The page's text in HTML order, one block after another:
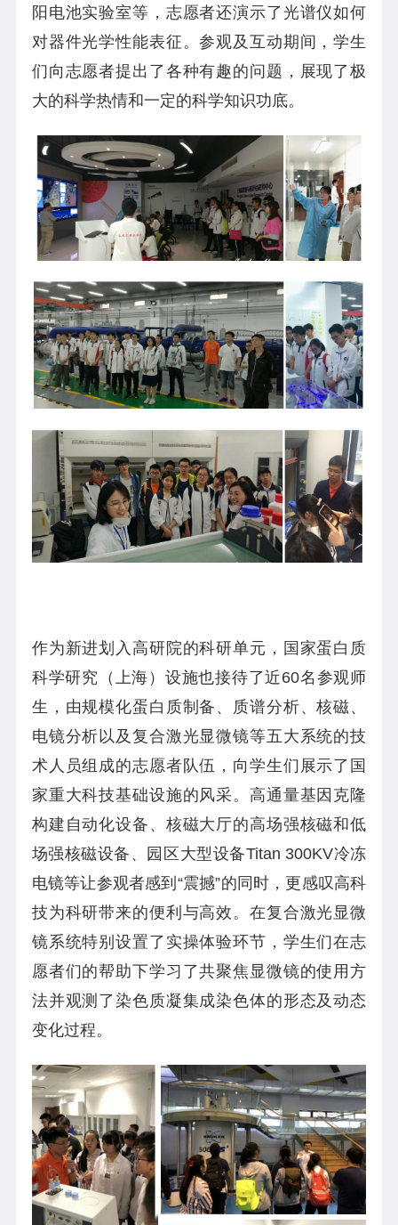
阳电池实验室等，志愿者还演示了光谱仪如何
对器件光学性能表征。参观及互动期间，学生
们向志愿者提出了各种有趣的问题，展现了极
大的科学热情和一定的科学知识功底。
作为新进划入高研院的科研单元，国家蛋白质
科学研究（上海）设施也接待了近60名参观师
生，由规模化蛋白质制备、质谱分析、核磁、
电镜分析以及复合激光显微镜等五大系统的技
术人员组成的志愿者队伍，向学生们展示了国
家重大科技基础设施的风采。高通量基因克隆
构建自动化设备、核磁大厅的高场强核磁和低
场强核磁设备、园区大型设备Titan 300KV冷冻
电镜等让参观者感到“震撼”的同时，更感叹高科
技为科研带来的便利与高效。在复合激光显微
镜系统特别设置了实操体验环节，学生们在志
愿者们的帮助下学习了共聚焦显微镜的使用方
法并观测了染色质凝集成染色体的形态及动态
变化过程。